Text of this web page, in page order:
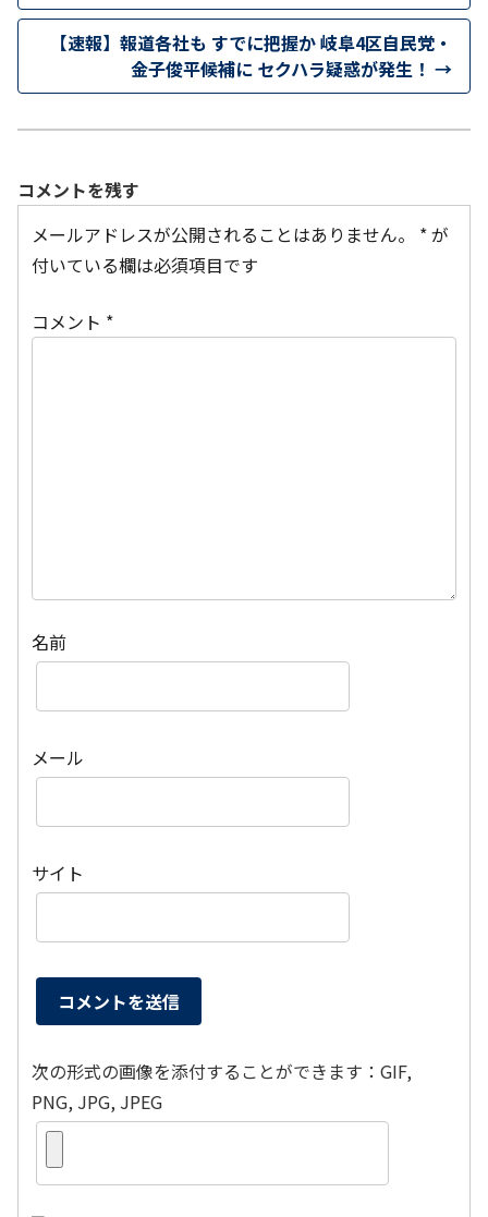
【速報】報道各社も すでに把握か 岐阜4区自民党・
金子俊平候補に セクハラ疑惑が発生！ →
コメントを残す
メールアドレスが公開されることはありません。
*が
付いている欄は必須項目です
コメント *
名前
メール
サイト
次の形式の画像を添付することができます：GIF,
PNG, JPG, JPEG